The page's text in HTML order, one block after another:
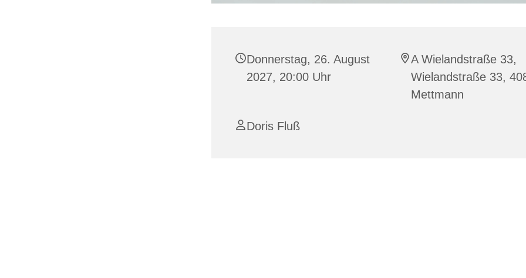
Donnerstag, 26. August
2027, 20:00 Uhr
A Wielandstraße 33,
Wielandstraße 33,
Mettmann
Doris Fluß